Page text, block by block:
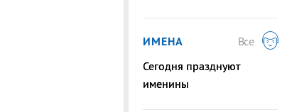
ИМЕНА
Все
Сегодня празднуют
именины